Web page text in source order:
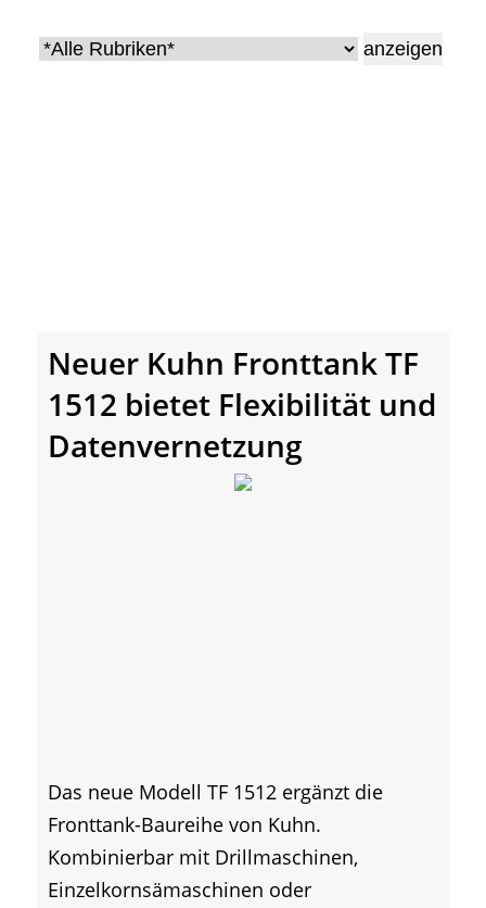
• Messen und Veranstaltungen
Neuer Kuhn Fronttank TF
1512 bietet Flexibilität und
Datenvernetzung
Das neue Modell TF 1512 ergänzt die
Fronttank-Baureihe von Kuhn.
Kombinierbar mit Drillmaschinen,
Einzelkornsämaschinen oder